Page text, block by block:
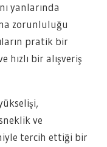
yanlarında
zorunluluğu
pratik bir
hızlı bir alışveriş
ve
tercih ettiği bir